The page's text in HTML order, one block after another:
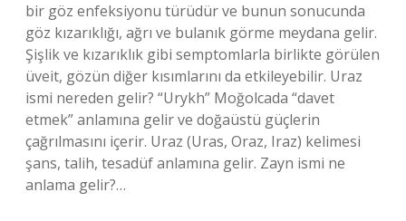
bir göz enfeksiyonu türüdür ve bunun sonucunda
göz kızarıklığı, ağrı ve bulanık görme meydana gelir.
Şişlik ve kızarıklık gibi semptomlarla birlikte görülen
üveit, gözün diğer kısımlarını da etkileyebilir. Uraz
ismi nereden gelir? “Urykh” Moğolcada “davet
etmek” anlamına gelir ve doğaüstü güçlerin
çağrılmasını içerir. Uraz (Uras, Oraz, Iraz) kelimesi
şans, talih, tesadüf anlamına gelir. Zayn ismi ne
anlama gelir?…